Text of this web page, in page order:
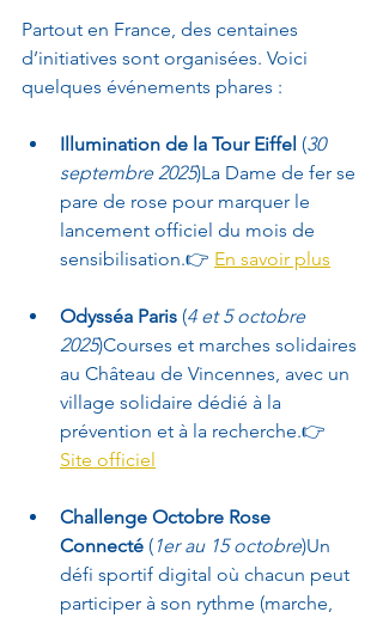
Partout en France, des centaines
d’initiatives sont organisées. Voici
quelques événements phares :
Illumination de la Tour Eiffel (30
septembre 2025)La Dame de fer se
pare de rose pour marquer le
lancement officiel du mois de
sensibilisation.👉 En savoir plus
Odysséa Paris (4 et 5 octobre
2025)Courses et marches solidaires
au Château de Vincennes, avec un
village solidaire dédié à la
prévention et à la recherche.👉
Site officiel
Challenge Octobre Rose
Connecté ( 1er au 15 octobre)Un
défi sportif digital où chacun peut
participer à son rythme (marche,